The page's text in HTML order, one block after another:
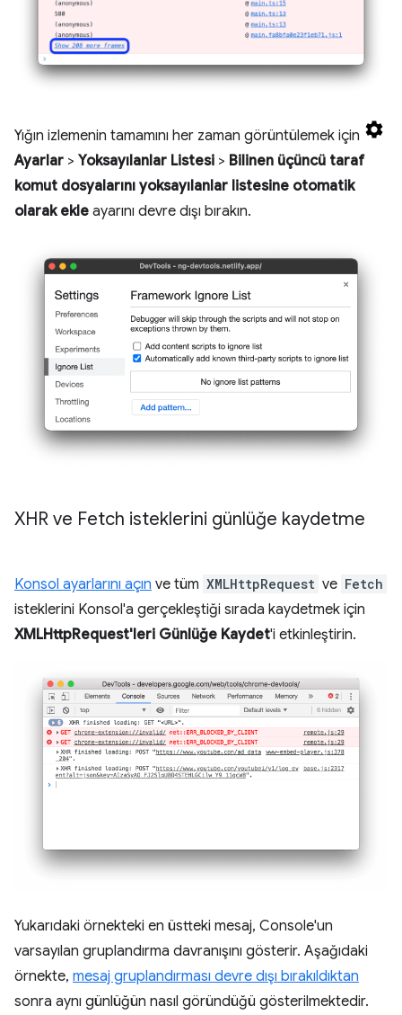
Yığın izlemenin tamamını her zaman görüntülemek için
Ayarlar > Yoksayılanlar Listesi > Bilinen üçüncü taraf
komut dosyalarını yoksayılanlar listesine otomatik
olarak ekle ayarını devre dışı bırakın.
XHR ve Fetch isteklerini günlüğe kaydetme
Konsol ayarlarını açın ve tüm XMLHttpRequest ve Fetch
isteklerini Konsol'a gerçekleştiği sırada kaydetmek için
XMLHttpRequest'leri Günlüğe Kaydet'i etkinleştirin.
Yukarıdaki örnekteki en üstteki mesaj, Console'un
varsayılan gruplandırma davranışını gösterir. Aşağıdaki
örnekte, mesaj gruplandırması devre dışı bırakıldıktan
sonra aynı günlüğün nasıl göründüğü gösterilmektedir.